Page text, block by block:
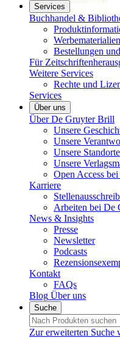
Services
Buchhandel &
Werbematerialien
Bestellungen
Für
Weitere Services
Rechte und
Services
Über uns
Über De Gruyter Brill
Unsere
Unsere
Unsere Standorte
Unsere
Open Access
Karriere
Arbeiten bei De
News & Insights
Presse
Newsletter
Podcasts
Kontakt
FAQs
Blog Über uns
Suche
Zur erweiterten Suche